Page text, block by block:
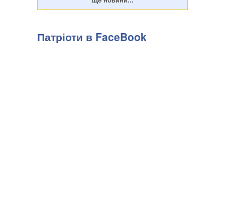
Патріоти в FaceBook